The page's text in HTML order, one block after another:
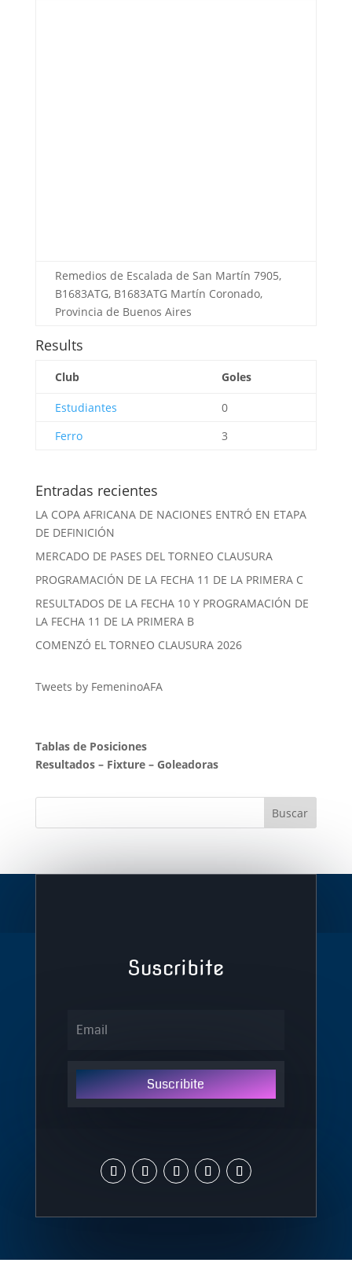
Remedios de Escalada de San Martín 7905,
B1683ATG, B1683ATG Martín Coronado,
Provincia de Buenos Aires
Results
Club Goles
Estudiantes
0
Ferro
3
Entradas recientes
LA COPA AFRICANA DE NACIONES ENTRÓ EN ETAPA
DE DEFINICIÓN
MERCADO DE PASES DEL TORNEO CLAUSURA
PROGRAMACIÓN DE LA FECHA 11 DE LA PRIMERA C
RESULTADOS DE LA FECHA 10 Y PROGRAMACIÓN DE
LA FECHA 11 DE LA PRIMERA B
COMENZÓ EL TORNEO CLAUSURA 2026
Tweets by FemeninoAFA
Tablas de Posiciones
Resultados– Fixture– Goleadoras
Suscribite
Suscribite